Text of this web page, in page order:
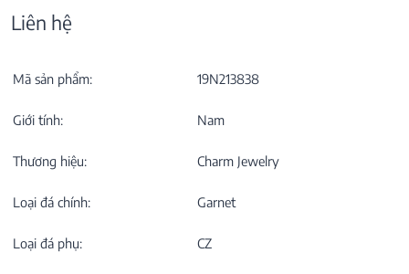
Liên hệ
Mã sản phẩm: 19N213838
Giới tính: Nam
Thương hiệu: Charm Jewelry
Loại đá chính: Garnet
Loại đá phụ: CZ